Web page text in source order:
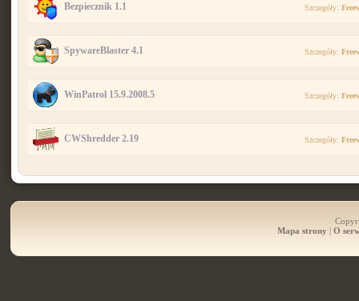
Bezpiecznik 1.1 Szczegóły:
SpywareBlaster 4.1 Szczegóły:
WinPatrol 15.9.2008.5 Szczegóły:
CWShredder 2.19 Szczegóły:
Mapa strony | O